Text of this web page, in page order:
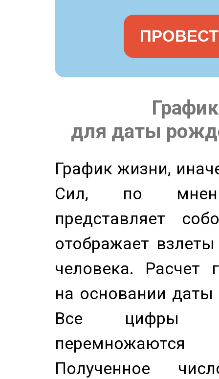
для даты
График жизни,
Сил, по
представляет
отображает
человека. Расчет
на основании
Все цифры
Полученное